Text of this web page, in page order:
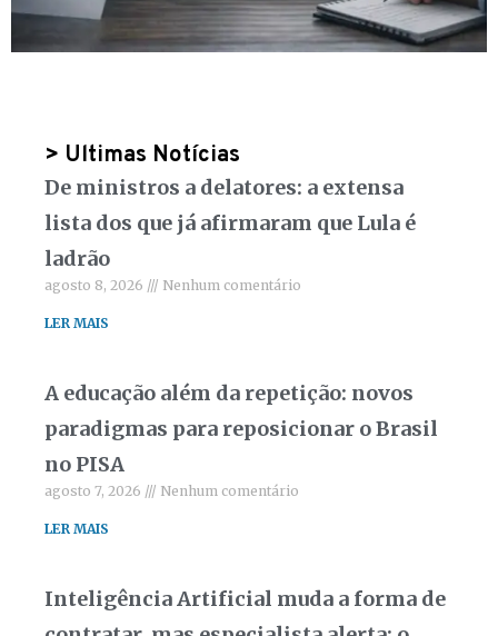
> Ultimas Notícias
De ministros a delatores: a extensa
lista dos que já afirmaram que Lula é
ladrão
agosto 8, 2026 Nenhum comentário
LER MAIS
A educação além da repetição: novos
paradigmas para reposicionar o Brasil
no PISA
agosto 7, 2026 Nenhum comentário
LER MAIS
Inteligência Artificial muda a forma de